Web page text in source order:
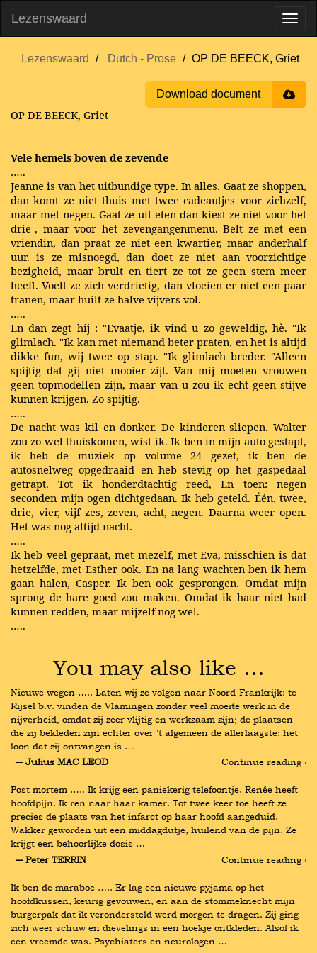
Lezenswaard
Lezenswaard Dutch - Prose OP DE BEECK, Griet
Download document
OP DE BEECK, Griet
Vele hemels boven de zevende
…..
Jeanne is van het uitbundige type. In alles. Gaat ze shoppen,
dan komt ze niet thuis met twee cadeautjes voor zichzelf,
maar met negen. Gaat ze uit eten dan kiest ze niet voor het
drie-, maar voor het zevengangenmenu. Belt ze met een
vriendin, dan praat ze niet een kwartier, maar anderhalf
uur. is ze misnoegd, dan doet ze niet aan voorzichtige
bezigheid, maar brult en tiert ze tot ze geen stem meer
heeft. Voelt ze zich verdrietig, dan vloeien er niet een paar
tranen, maar huilt ze halve vijvers vol.
…..
En dan zegt hij : "Evaatje, ik vind u zo geweldig, hè. "Ik
glimlach. "Ik kan met niemand beter praten, en het is altijd
dikke fun, wij twee op stap. "Ik glimlach breder. "Alleen
spijtig dat gij niet mooier zijt. Van mij moeten vrouwen
geen topmodellen zijn, maar van u zou ik echt geen stijve
kunnen krijgen. Zo spijtig.
…..
De nacht was kil en donker. De kinderen sliepen. Walter
zou zo wel thuiskomen, wist ik. Ik ben in mijn auto gestapt,
ik heb de muziek op volume 24 gezet, ik ben de
autosnelweg opgedraaid en heb stevig op het gaspedaal
getrapt. Tot ik honderdtachtig reed, En toen: negen
seconden mijn ogen dichtgedaan. Ik heb geteld. Één, twee,
drie, vier, vijf zes, zeven, acht, negen. Daarna weer open.
Het was nog altijd nacht.
…..
Ik heb veel gepraat, met mezelf, met Eva, misschien is dat
hetzelfde, met Esther ook. En na lang wachten ben ik hem
gaan halen, Casper. Ik ben ook gesprongen. Omdat mijn
sprong de hare goed zou maken. Omdat ik haar niet had
kunnen redden, maar mijzelf nog wel.
…..
You may also like …
Nieuwe wegen ….. Laten wij ze volgen naar Noord-Frankrijk: te
Rijsel b.v. vinden de Vlamingen zonder veel moeite werk in de
nijverheid, omdat zij zeer vlijtig en werkzaam zijn; de plaatsen
die zij bekleden zijn echter over 't algemeen de allerlaagste; het
loon dat zij ontvangen is …
― Julius MAC LEOD
Continue reading ›
Post mortem ….. Ik krijg een paniekerig telefoontje. Renée heeft
hoofdpijn. Ik ren naar haar kamer. Tot twee keer toe heeft ze
precies de plaats van het infarct op haar hoofd aangeduid.
Wakker geworden uit een middagdutje, huilend van de pijn. Ze
krijgt een behoorlijke dosis …
― Peter TERRIN
Continue reading ›
Ik ben de maraboe ….. Er lag een nieuwe pyjama op het
hoofdkussen, keurig gevouwen, en aan de stommeknecht mijn
burgerpak dat ik verondersteld werd morgen te dragen. Zij ging
zich weer schuw en dievelings in een hoekje ontkleden. Alsof ik
een vreemde was. Psychiaters en neurologen …